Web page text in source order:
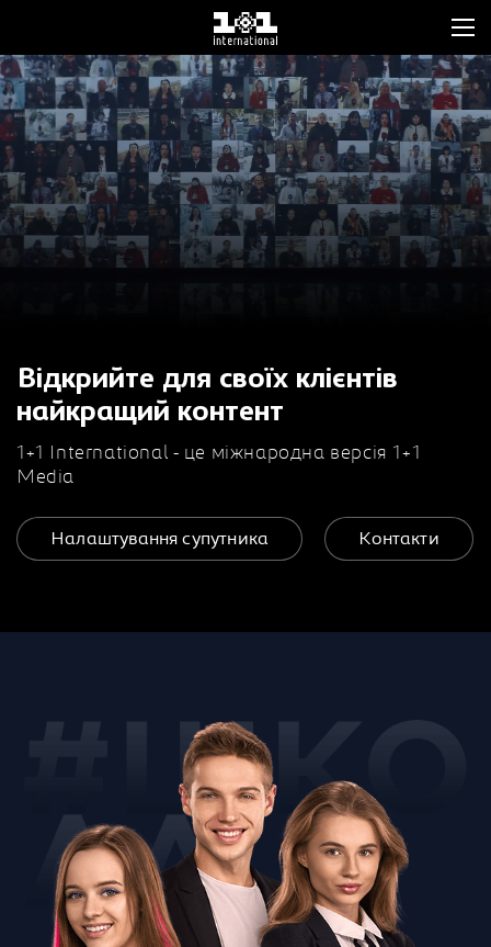
Відкрийте для своїх клієнтів
найкращий контент
1+1 International - це міжнародна версія 1+1
Media
Налаштування супутника Контакти